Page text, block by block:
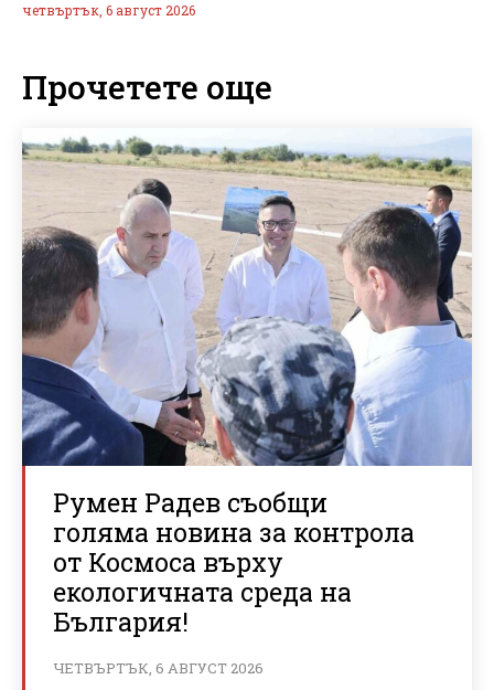
четвъртък, 6 август 2026
Прочетете още
Румен Радев съобщи
голяма новина за контрола
от Космоса върху
екологичната среда на
България!
ЧЕТВЪРТЪК, 6 АВГУСТ 2026